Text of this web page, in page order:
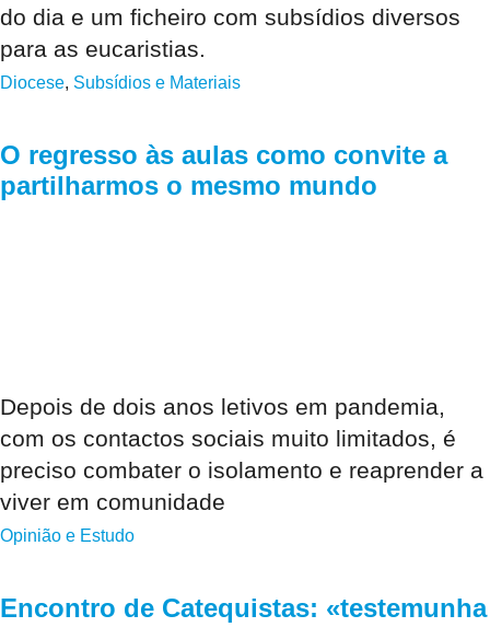
do dia e um ficheiro com subsídios diversos
para as eucaristias.
Diocese, Subsídios e Materiais
O regresso às aulas como convite a
partilharmos o mesmo mundo
Depois de dois anos letivos em pandemia,
com os contactos sociais muito limitados, é
preciso combater o isolamento e reaprender a
viver em comunidade
Opinião e Estudo
Encontro de Catequistas: «testemunha